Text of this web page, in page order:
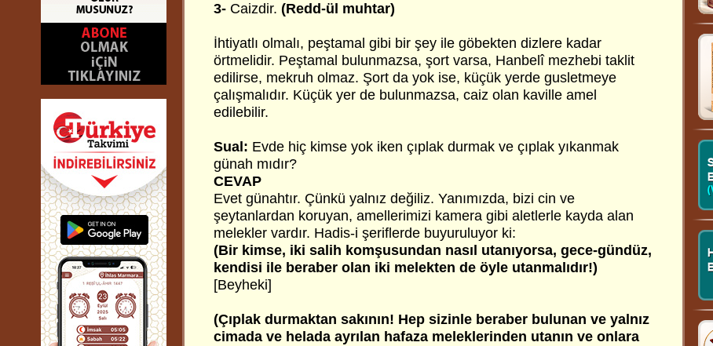
3- Caizdir. (Redd-ül muhtar)
İhtiyatlı olmalı, peştamal gibi bir şey ile göbekten dizlere kadar
örtmelidir. Peştamal bulunmazsa, şort varsa, Hanbelî mezhebi taklit
edilirse, mekruh olmaz. Şort da yok ise, küçük yerde gusletmeye
çalışmalıdır. Küçük yer de bulunmazsa, caiz olan kaville amel
edilebilir.
Sual: Evde hiç kimse yok iken çıplak durmak ve çıplak yıkanmak
günah mıdır?
CEVAP
Evet günahtır. Çünkü yalnız değiliz. Yanımızda, bizi cin ve
şeytanlardan koruyan, amellerimizi kamera gibi aletlerle kayda alan
melekler vardır. Hadis-i şeriflerde buyuruluyor ki:
(Bir kimse, iki salih komşusundan nasıl utanıyorsa, gece-gündüz,
kendisi ile beraber olan iki melekten de öyle utanmalıdır!)
[Beyheki]
(Çıplak durmaktan sakının! Hep sizinle beraber bulunan ve yalnız
cimada ve helada ayrılan hafaza meleklerinden utanın ve onlara